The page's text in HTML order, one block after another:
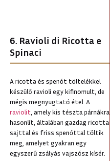
6. Ravioli di Ricotta e
Spinaci
A ricotta és spenót töltelékkel
készülő ravioli egy kifinomult, de
mégis megnyugtató étel. A
raviolit , amely kis tészta párnákra
hasonlít, általában gazdag ricotta
sajttal és friss spenóttal töltik
meg, amelyet gyakran egy
egyszerű zsályás vajszósz kísér.